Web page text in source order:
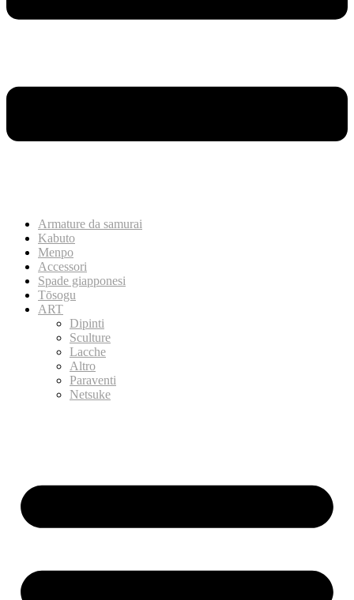
Armature da samurai
Kabuto
Menpo
Accessori
Spade giapponesi
Tōsogu
ART
Dipinti
Sculture
Lacche
Altro
Paraventi
Netsuke